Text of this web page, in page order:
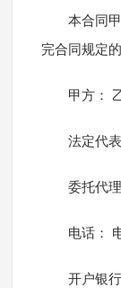
本合同
完合同规定
甲方：
法定代
委托代
电话：
开户银